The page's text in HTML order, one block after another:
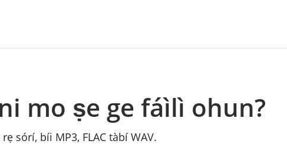
mo ṣe ge fáìlì ohun?
sórí, bíi MP3, FLAC tàbí WAV.